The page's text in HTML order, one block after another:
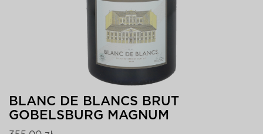
BLANC DE BLANCS BRUT
GOBELSBURG MAGNUM